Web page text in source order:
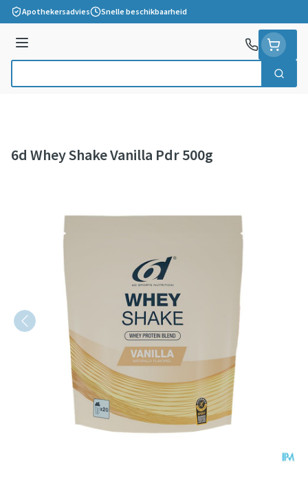
Ga naar de inhoud
Apothekersadvies Snelle beschikbaarheid
Menu
Zoek
6d Whey Shake Vanilla Pdr 500g